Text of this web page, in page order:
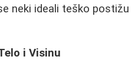
neki ideali teško postižu
i Visinu